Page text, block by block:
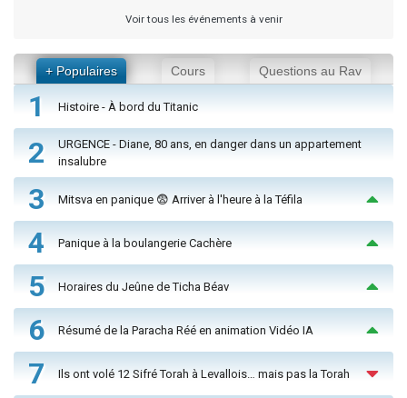
Voir tous les événements à venir
+ Populaires Cours Questions au Rav
1 Histoire - À bord du Titanic
2
URGENCE - Diane, 80 ans, en danger dans un appartement
insalubre
3 Mitsva en panique 😨 Arriver à l'heure à la Téfila
4 Panique à la boulangerie Cachère
5 Horaires du Jeûne de Ticha Béav
6 Résumé de la Paracha Réé en animation Vidéo IA
7 Ils ont volé 12 Sifré Torah à Levallois… mais pas la Torah